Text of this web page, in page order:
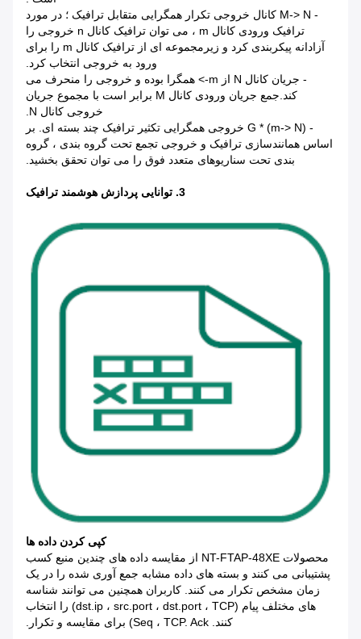
- M-> N کانال خروجی تکرار همگرایی متقابل ترافیک ؛ در مورد
ترافیک ورودی کانال m ، می توان ترافیک کانال n خروجی را
آزادانه پیکربندی کرد و زیرمجموعه ای از ترافیک کانال m را برای
ورود به خروجی انتخاب کرد.
- جریان کانال N از m-> همگرا بوده و خروجی را منحرف می
کند.جمع جریان ورودی کانال M برابر است با مجموع جریان
خروجی کانال N.
- G * (m-> N) خروجی همگرایی تکثیر ترافیک چند بسته ای. بر
اساس همانندسازی ترافیک و خروجی تجمع تحت گروه بندی ، گروه
بندی تحت سناریوهای متعدد فوق را می توان تحقق بخشید.
3. توانایی پردازش هوشمند ترافیک
کپی کردن داده ها
محصولات NT-FTAP-48XE از مقایسه داده های چندین منبع کسب
پشتیبانی می کنند و بسته های داده مشابه جمع آوری شده را در یک
زمان مشخص تکرار می کنند. کاربران همچنین می توانند شناسه
های مختلف پیام (dst.ip ، src.port ، dst.port ، TCP) را انتخاب
کنند. Seq ، TCP. Ack) برای مقایسه و تکرار.